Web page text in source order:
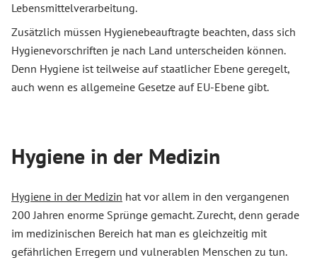
Lebensmittelverarbeitung.
Zusätzlich müssen Hygienebeauftragte beachten, dass sich
Hygienevorschriften je nach Land unterscheiden können.
Denn Hygiene ist teilweise auf staatlicher Ebene geregelt,
auch wenn es allgemeine Gesetze auf EU-Ebene gibt.
Hygiene in der Medizin
Hygiene in der Medizin hat vor allem in den vergangenen
200 Jahren enorme Sprünge gemacht. Zurecht, denn gerade
im medizinischen Bereich hat man es gleichzeitig mit
gefährlichen Erregern und vulnerablen Menschen zu tun.